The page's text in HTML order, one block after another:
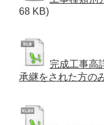
68 KB)
完成工事高
承継をされた方の